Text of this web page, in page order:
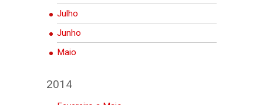
Julho
Junho
Maio
2014